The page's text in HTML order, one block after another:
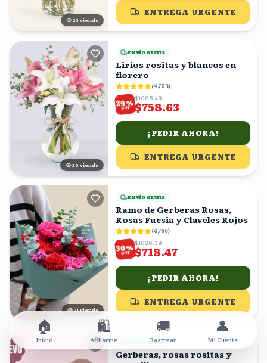
25 viendo
ENTREGA URGENTE
21 viendo
ENVÍO GRATIS
Lirios rositas y blancos en
florero
(4,703)
29%
OFF
$1068.49
$758.63
¡PEDIR AHORA!
ENTREGA URGENTE
20viendo
ENVÍO GRATIS
Ramo de Gerberas Rosas,
Rosas Fucsia y Claveles Rojos
(4,766)
30%
OFF
$1026.39
$718.47
¡PEDIR AHORA!
ENTREGA URGENTE
ENVÍO GRATIS
Gerberas, rosas rositas y
🏠
Inicio
🛍️
Afiliarme
🚚
Rastrear
👤
Mi Cuenta